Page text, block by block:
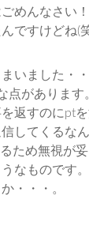
めんなさい
ですけどね(笑
いました・
点がありま
返すのにpt
してくるな
ため無視が
なものです
・・・。